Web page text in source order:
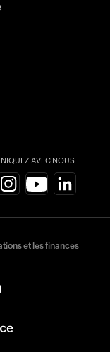
AVEC NOUS
et les finances